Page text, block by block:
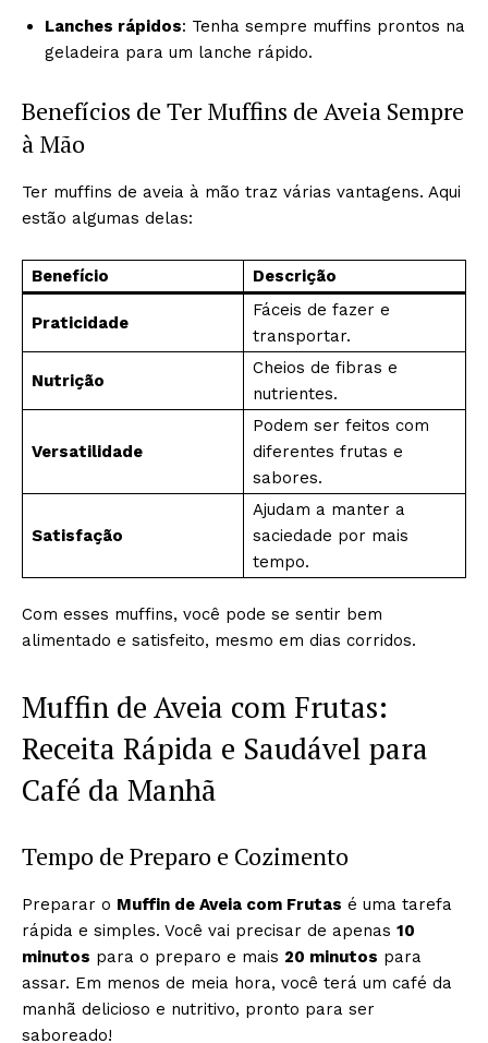
Lanches rápidos: Tenha sempre muffins prontos na
geladeira para um lanche rápido.
Benefícios de Ter Muffins de Aveia Sempre
à Mão
Ter muffins de aveia à mão traz várias vantagens. Aqui
estão algumas delas:
Benefício Descrição
Praticidade
Fáceis de fazer e
transportar.
Nutrição
Cheios de fibras e
nutrientes.
Versatilidade
Podem ser feitos com
diferentes frutas e
sabores.
Satisfação
Ajudam a manter a
saciedade por mais
tempo.
Com esses muffins, você pode se sentir bem
alimentado e satisfeito, mesmo em dias corridos.
Muffin de Aveia com Frutas:
Receita Rápida e Saudável para
Café da Manhã
Tempo de Preparo e Cozimento
Preparar o Muffin de Aveia com Frutas é uma tarefa
rápida e simples. Você vai precisar de apenas 10
minutos para o preparo e mais 20 minutos para
assar. Em menos de meia hora, você terá um café da
manhã delicioso e nutritivo, pronto para ser
saboreado!